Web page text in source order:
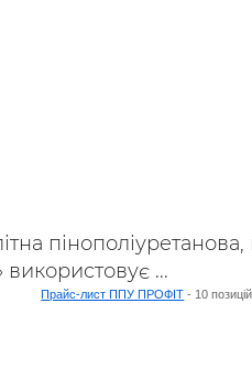
...
Прайс-лист ППУ ПРОФІТ - 10 позицій